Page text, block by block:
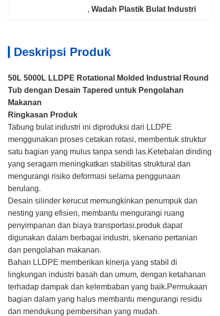
, Wadah Plastik Bulat Industri
Deskripsi Produk
50L 5000L LLDPE Rotational Molded Industrial Round
Tub dengan Desain Tapered untuk Pengolahan
Makanan
Ringkasan Produk
Tabung bulat industri ini diproduksi dari LLDPE
menggunakan proses cetakan rotasi, membentuk struktur
satu bagian yang mulus tanpa sendi las.Ketebalan dinding
yang seragam meningkatkan stabilitas struktural dan
mengurangi risiko deformasi selama penggunaan
berulang.
Desain silinder kerucut memungkinkan penumpuk dan
nesting yang efisien, membantu mengurangi ruang
penyimpanan dan biaya transportasi.produk dapat
digunakan dalam berbagai industri, skenario pertanian
dan pengolahan makanan.
Bahan LLDPE memberikan kinerja yang stabil di
lingkungan industri basah dan umum, dengan ketahanan
terhadap dampak dan kelembaban yang baik.Permukaan
bagian dalam yang halus membantu mengurangi residu
dan mendukung pembersihan yang mudah.